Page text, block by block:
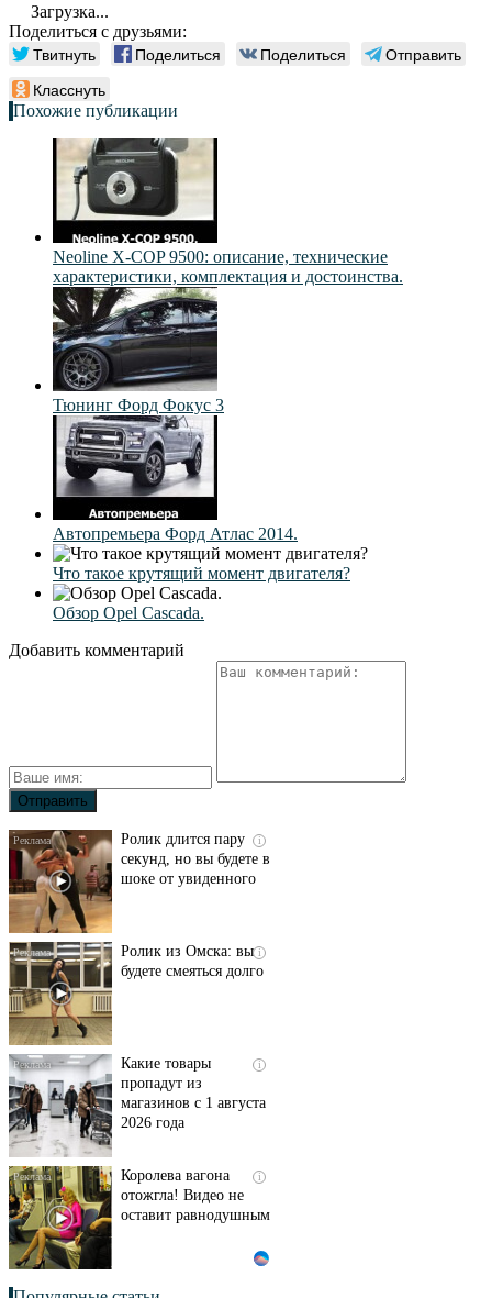
Загрузка...
Поделиться с друзьями:
Твитнуть Поделиться Поделиться
Отправить
Класснуть
Похожие публикации
Neoline X-COP 9500: описание, технические
характеристики, комплектация и достоинства.
Тюнинг Форд Фокус 3
Автопремьера Форд Атлас 2014.
Что такое крутящий момент двигателя?
Обзор Opel Cascada.
Добавить комментарий
i
Ролик длится пару
секунд, но вы будете в
шоке от увиденного
i
Ролик из Омска: вы
будете смеяться долго
i
Какие товары
пропадут из
магазинов с 1 августа
2026 года
i
Королева вагона
отожгла! Видео не
оставит равнодушным